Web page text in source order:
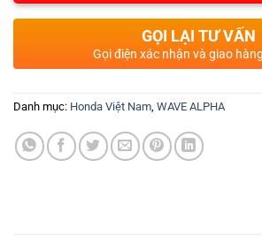
GỌI LẠI TƯ VẤN
Gọi điện xác nhận và giao
Danh mục: Honda Việt Nam WAVE ALPHA